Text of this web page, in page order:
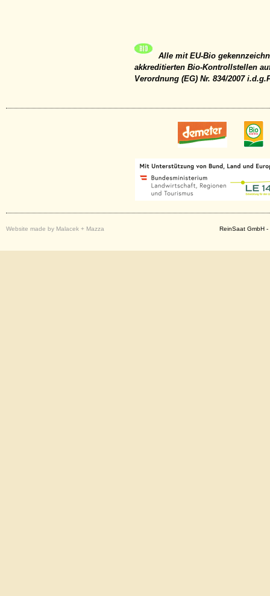
Alle mit EU-Bio
akkreditierten Bio-Kontrollstellen
Verordnung (EG) Nr. 834/2007
Website made by Malacek + Mazza ReinSaat GmbH